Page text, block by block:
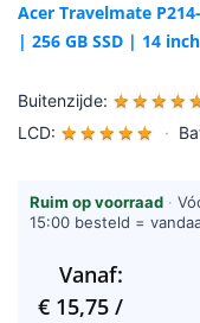
Acer Travelmate
| 256 GB SSD | 14 inch
Buitenzijde: ★ ★ ★ ★
LCD: ★ ★ ★ ★ ★ ·
Ruim op voorraad ·
15:00 besteld =
Vanaf:
€15,75 /